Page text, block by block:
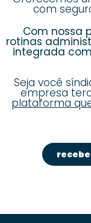
com
Com nossa
rotinas
integrada
Seja você
empresa
plataforma